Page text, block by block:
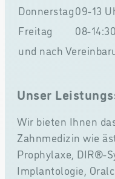
Donnerstag09-13
Freitag
08-
und nach
Unser
Wir bieten Ihnen
Zahnmedizin wie
Prophylaxe, DIR®-
Implantologie,